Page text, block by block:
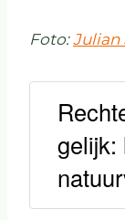
Foto:Julian
gelijk: